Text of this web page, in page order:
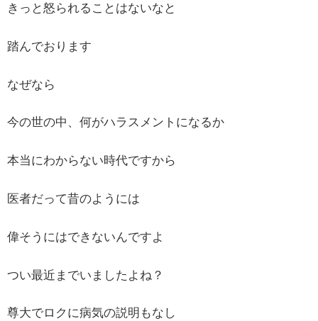
きっと怒られることはないなと
踏んでおります
なぜなら
今の世の中、何がハラスメントになるか
本当にわからない時代ですから
医者だって昔のようには
偉そうにはできないんですよ
つい最近までいましたよね？
尊大でロクに病気の説明もなし